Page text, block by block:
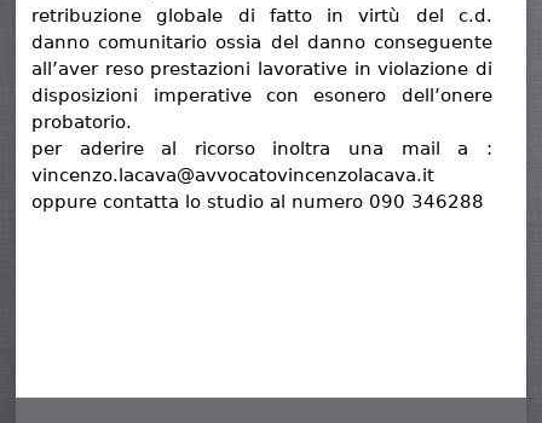
retribuzione globale di fatto in virtù del c.d.
danno comunitario ossia del danno conseguente
all’aver reso prestazioni lavorative in violazione di
disposizioni imperative con esonero dell’onere
probatorio.
per aderire al ricorso inoltra una mail a :
vincenzo.lacava@avvocatovincenzolacava.it
oppure contatta lo studio al numero 090 346288